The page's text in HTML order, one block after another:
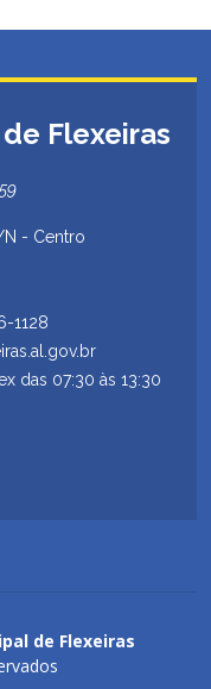
Flexeiras
N - Centro
1128
das 07:30 às 13:30
de Flexeiras